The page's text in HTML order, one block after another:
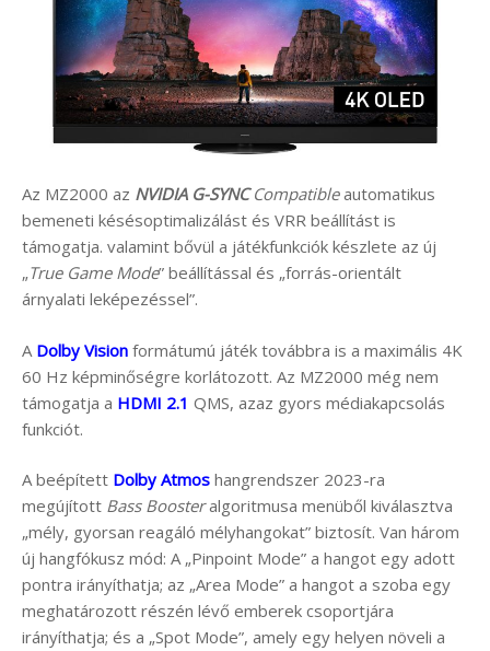
Az MZ2000 az NVIDIA G-SYNCCompatibleautomatikus
bemeneti késésoptimalizálást és VRR beállítást is
támogatja. valamint bővül a játékfunkciók készlete az új
„True Game Mode” beállítással és „forrás-orientált
árnyalati leképezéssel”.
A Dolby Vision formátumú játék továbbra is a maximális 4K
60 Hz képminőségre korlátozott. Az MZ2000 még nem
támogatja a HDMI 2.1 QMS, azaz gyors médiakapcsolás
funkciót.
A beépített Dolby Atmos hangrendszer 2023-ra
megújított Bass Boosteralgoritmusa menüből kiválasztva
„mély, gyorsan reagáló mélyhangokat” biztosít. Van három
új hangfókusz mód: A „Pinpoint Mode” a hangot egy adott
pontra irányíthatja; az „Area Mode” a hangot a szoba egy
meghatározott részén lévő emberek csoportjára
irányíthatja; és a „Spot Mode”, amely egy helyen növeli a